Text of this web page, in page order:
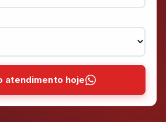
atendimento hoje